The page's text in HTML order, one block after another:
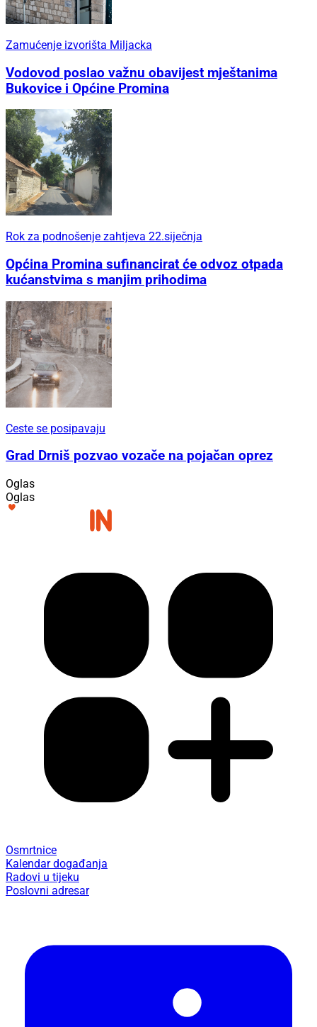
Zamućenje izvorišta Miljacka
Vodovod poslao važnu obavijest mještanima
Bukovice i Općine Promina
Rok za podnošenje zahtjeva 22.siječnja
Općina Promina sufinancirat će odvoz otpada
kućanstvima s manjim prihodima
Ceste se posipavaju
Grad Drniš pozvao vozače na pojačan oprez
Oglas
Oglas
Osmrtnice
Kalendar događanja
Radovi u tijeku
Poslovni adresar